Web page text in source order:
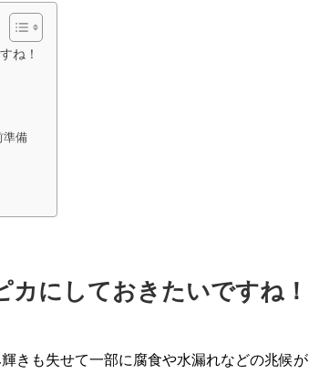
ね！
準備
にしておきたいですね！
きも失せて一部に腐食や水漏れなどの兆候が